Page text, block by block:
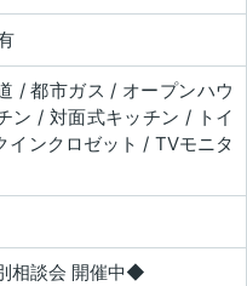
/ 都市ガス / オープンハウ
ン / 対面式キッチン / トイ
インクロゼット / TVモニタ
相談会 開催中◆